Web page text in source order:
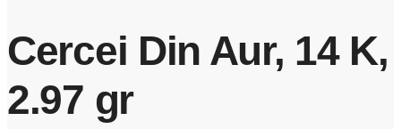
Cercei Din Aur, 14 K,
2.97 gr